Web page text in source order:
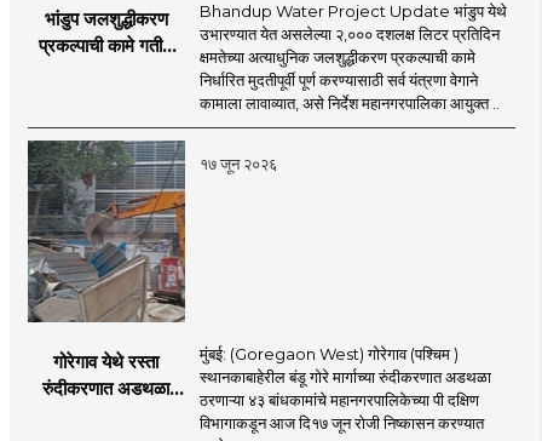
भांडुप जलशुद्धीकरण
प्रकल्पाची कामे गतीने
Bhandup Water Project Update भांडुप येथे
उभारण्यात येत असलेल्या २,००० दशलक्ष लिटर प्रतिदिन
क्षमतेच्या अत्याधुनिक जलशुद्धीकरण प्रकल्पाची कामे
निर्धारित मुदतीपूर्वी पूर्ण करण्यासाठी सर्व यंत्रणा वेगाने
कामाला लावाव्यात, असे निर्देश महानगरपालिका आयुक्त ..
१७ जून २०२६
गोरेगाव येथे रस्ता
रुंदीकरणात अडथळा
मुंबई: (Goregaon West) गोरेगाव (पश्चिम )
स्थानकाबाहेरील बंडू गोरे मार्गाच्या रुंदीकरणात अडथळा
ठरणाऱ्या ४३ बांधकामांचे महानगरपालिकेच्या पी दक्षिण
विभागाकडून आज दि१७ जून रोजी निष्कासन करण्यात